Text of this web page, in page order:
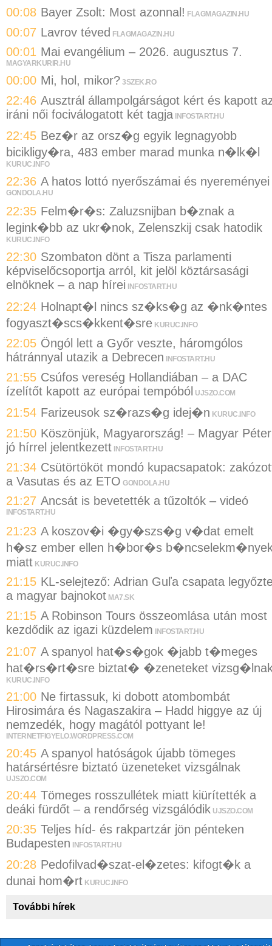
00:08 Bayer Zsolt: Most azonnal! FLAGMAGAZIN.HU
00:07 Lavrov téved FLAGMAGAZIN.HU
00:01 Mai evangélium – 2026. augusztus 7.
MAGYARKURIR.HU
00:00 Mi, hol, mikor? 3SZEK.RO
22:46 Ausztrál állampolgárságot kért és kapott
iráni női fociválogatott két tagja INFOSTART.HU
22:45 Bez�r az orsz�g egyik legnagyobb
bicikligy�ra, 483 ember marad munka n�lk�l
KURUC.INFO
22:36 A hatos lottó nyerőszámai és nyereményei
GONDOLA.HU
22:35 Felm�r�s: Zaluzsnijban b�znak a
legink�bb az ukr�nok, Zelenszkij csak hatodik
KURUC.INFO
22:30 Szombaton dönt a Tisza parlamenti
képviselőcsoportja arról, kit jelöl köztársasági
elnöknek – a nap hírei
INFOSTART.HU
22:24 Holnapt�l nincs sz�ks�g az �nk�ntes
fogyaszt�scs�kkent�sre KURUC.INFO
22:05 Öngól lett a Győr veszte, háromgólos
hátránnyal utazik a Debrecen
INFOSTART.HU
21:55 Csúfos vereség Hollandiában – a DAC
ízelítőt kapott az európai tempóból UJSZO.COM
21:54 Farizeusok sz�razs�g idej�n KURUC.INFO
21:50 Köszönjük, Magyarország! – Magyar Péter
jó hírrel jelentkezett INFOSTART.HU
21:34 Csütörtököt mondó kupacsapatok:
a Vasutas és az ETO GONDOLA.HU
21:27 Ancsát is bevetették a tűzoltók – videó
INFOSTART.HU
21:23 A koszov�i �gy�szs�g v�dat emelt
h�sz ember ellen h�bor�s
miatt KURUC.INFO
21:15 KL-selejtező: Adrian Guľa csapata
a magyar bajnokot MA7.SK
21:15 A Robinson Tours összeomlása után most
kezdődik az igazi küzdelem
INFOSTART.HU
21:07 A spanyol hat�s�gok �jabb t�meges
hat�rs�rt�sre biztat� �zeneteket
KURUC.INFO
21:00 Ne firtassuk, ki dobott atombombát
Hirosimára és Nagaszakira – Hadd higgye az új
nemzedék, hogy magától pottyant le!
INTERNETFIGYELO.WORDPRESS.COM
20:45 A spanyol hatóságok újabb tömeges
határsértésre biztató üzeneteket vizsgálnak
UJSZO.COM
20:44 Tömeges rosszullétek miatt kiürítették a
deáki fürdőt – a rendőrség vizsgálódik UJSZO.COM
20:35 Teljes híd- és rakpartzár jön pénteken
Budapesten INFOSTART.HU
20:28 Pedofilvad�szat-el�zetes: kifogt�k a
dunai hom�rt KURUC.INFO
További hírek